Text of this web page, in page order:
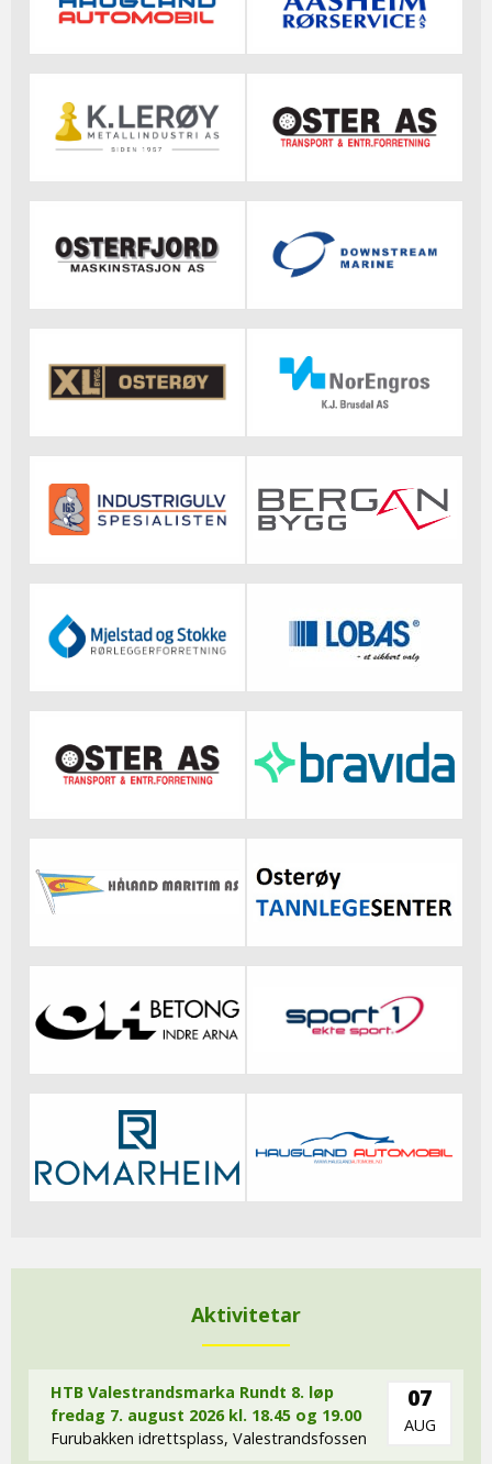
Aktivitetar
HTB Valestrandsmarka Rundt 8. løp
fredag 7. august 2026 kl. 18.45 og 19.00
Furubakken idrettsplass, Valestrandsfossen
07
AUG